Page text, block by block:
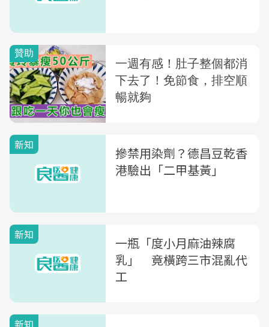
新知
摻禁用染劑？德昌豆乾香
港驗出「二甲基黃」
新知
一瓶「度小月麻油辣腐
乳」 竟橫跨三市混亂代
工